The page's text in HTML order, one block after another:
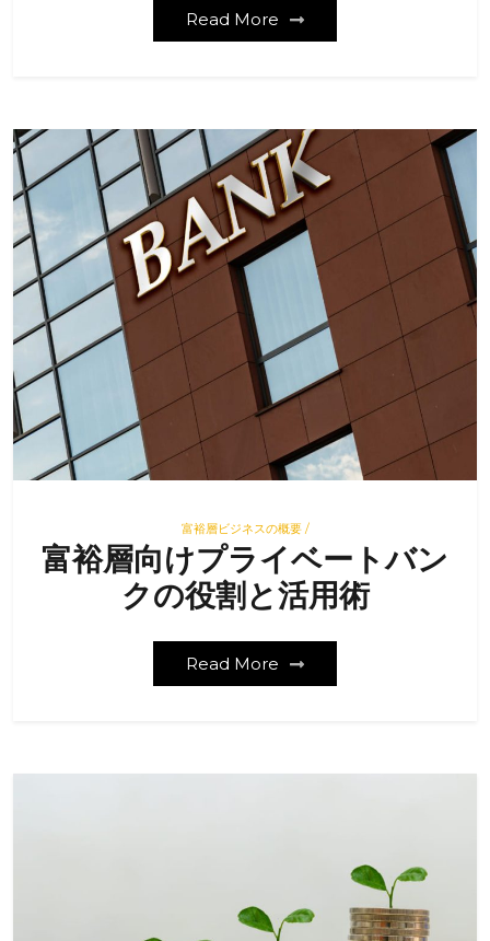
Read More
富裕層ビジネスの概要 /
富裕層向けプライベートバン
クの役割と活用術
Read More